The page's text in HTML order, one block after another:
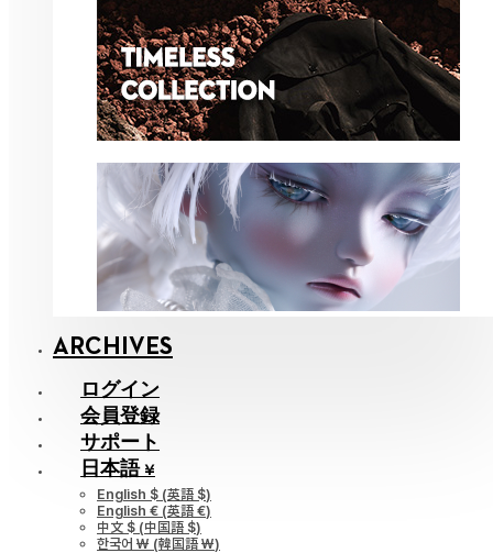
ARCHIVES
ログイン
会員登録
サポート
日本語 ¥
English $ (英語 $)
English € (英語 €)
中文 $ (中国語 $)
한국어 ￦ (韓国語 ￦)